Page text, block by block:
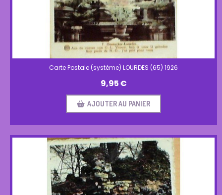
Carte Postale (système) LOURDES (65) 1926
9,95€
AJOUTER AU PANIER